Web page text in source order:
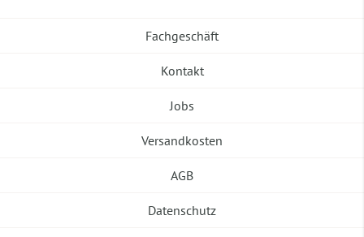
Fachgeschäft
Kontakt
Jobs
Versandkosten
AGB
Datenschutz